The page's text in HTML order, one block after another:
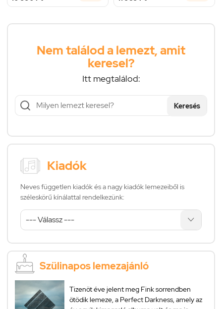
Nem találod a lemezt, amit
keresel?
Itt megtalálod:
Keresés
Kiadók
Neves független kiadók és a nagy kiadók lemezeiből is
széleskörű kínálattal rendelkezünk:
Szülinapos lemezajánló
Tizenöt éve jelent meg Fink sorrendben
ötödik lemeze, a Perfect Darkness, amely az